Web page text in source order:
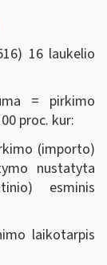
16 laukelio
= pirkimo
proc. kur:
(importo)
nustatyta
esminis
laikotarpis